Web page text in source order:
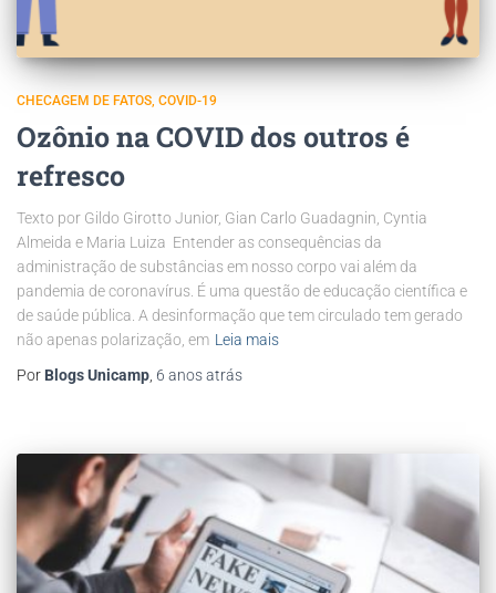
CHECAGEM DE FATOS COVID-19
Ozônio na COVID dos outros é
refresco
Texto por Gildo Girotto Junior, Gian Carlo Guadagnin, Cyntia
Almeida e Maria Luiza Entender as consequências da
administração de substâncias em nosso corpo vai além da
pandemia de coronavírus. É uma questão de educação científica e
de saúde pública. A desinformação que tem circulado tem gerado
não apenas polarização, em Leia mais
Por Blogs Unicamp 6 anosatrás